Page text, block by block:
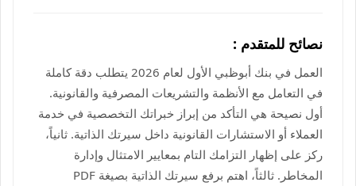
نصائح للمتقدم :
العمل في بنك أبوظبي الأول لعام 2026 يتطلب دقة كاملة
في التعامل مع الأنظمة والتشريعات المصرفية والقانونية.
أول نصيحة هي التأكد من إبراز خبراتك التخصصية في خدمة
العملاء أو الاستشارات القانونية داخل سيرتك الذاتية. ثانياً،
ركز على إظهار التزامك التام بمعايير الامتثال وإدارة
المخاطر. ثالثاً، اهتم برفع سيرتك الذاتية بصيغة PDF